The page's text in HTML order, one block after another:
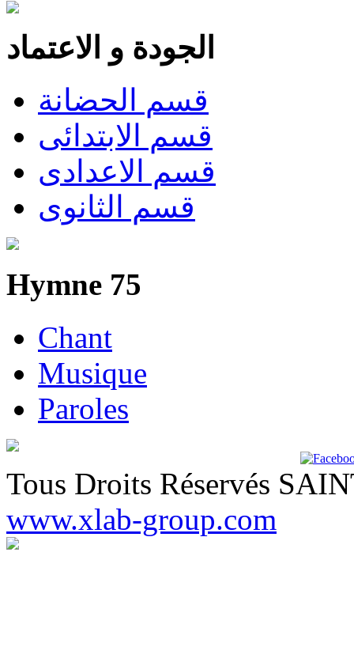
الجودة و الاعتماد
قسم الحضانة
قسم الابتدائى
قسم الاعدادى
قسم الثانوى
Hymne 75
Chant
Musique
Paroles
Tous Droits Réservés
www.xlab-group.com